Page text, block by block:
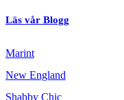
Läs vår Blogg
Marint
New England
Shabby Chic